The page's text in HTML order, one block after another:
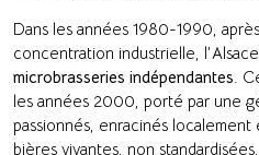
Dans les années 1980-1990,
concentration industrielle,
microbrasseries indépendantes .
les années 2000, porté par une
passionnés, enracinés
bières vivantes, non